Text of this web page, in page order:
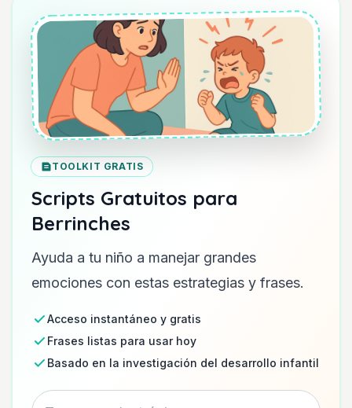
TOOLKIT GRATIS
Scripts Gratuitos para
Berrinches
Ayuda a tu niño a manejar grandes
emociones con estas estrategias y frases.
Acceso instantáneo y gratis
Frases listas para usar hoy
Basado en la investigación del desarrollo infantil